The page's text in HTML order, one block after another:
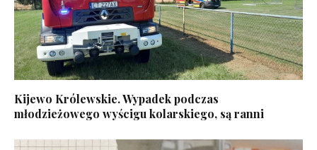
Kijewo Królewskie. Wypadek podczas
młodzieżowego wyścigu kolarskiego, są ranni